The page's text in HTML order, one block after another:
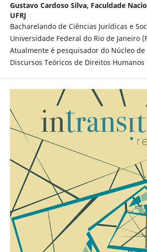
Gustavo Cardoso Silva, Faculdade
UFRJ
Bacharelando de Ciências Jurídicas e
Universidade Federal do Rio de Janeiro
Atualmente é pesquisador do Núcleo de
Discursos Teóricos de Direitos Humanos